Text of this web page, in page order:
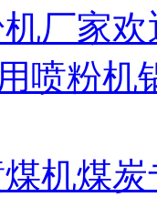
厂家
喷粉机
机煤